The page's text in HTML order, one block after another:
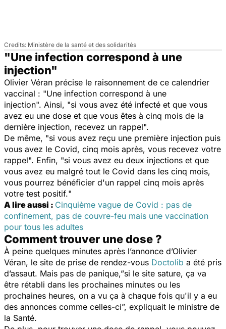
Ministère de la santé et des solidarités
"Une infection correspond à une
injection"
Olivier Véran précise le raisonnement de ce calendrier
vaccinal : "Une infection correspond à une
injection". Ainsi, "si vous avez été infecté et que vous
avez eu une dose et que vous êtes à cinq mois de la
dernière injection, recevez un rappel".
De même, "si vous avez reçu une première injection puis
vous avez le Covid, cinq mois après, vous recevez votre
rappel". Enfin, "si vous avez eu deux injections et que
vous avez eu malgré tout le Covid dans les cinq mois,
vous pourrez bénéficier d'un rappel cinq mois après
votre test positif."
A lire aussi : Cinquième vague de Covid : pas de
confinement, pas de couvre-feu mais une vaccination
pour tous les adultes
Comment trouver une dose ?
À peine quelques minutes après l’annonce d’Olivier
Véran, le site de prise de rendez-vous Doctolib a été pris
d’assaut. Mais pas de panique,”si le site sature, ça va
être rétabli dans les prochaines minutes ou les
prochaines heures, on a vu ça à chaque fois qu'il y a eu
des annonces comme celles-ci”, expliquait le ministre de
la Santé.